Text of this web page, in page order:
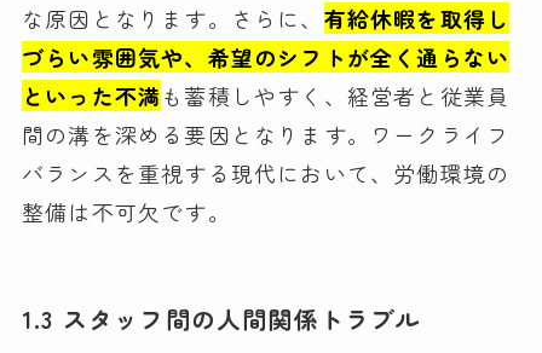
な原因となります。さらに、 有給休暇を取得し
づらい雰囲気や、希望のシフトが全く通らない
といった不満も蓄積しやすく、経営者と従業員
間の溝を深める要因となります。ワークライフ
バランスを重視する現代において、労働環境の
整備は不可欠です。
1.3 スタッフ間の人間関係トラブル